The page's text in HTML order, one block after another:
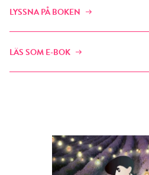
LYSSNA PÅ BOKEN
LÄS SOM E-BOK